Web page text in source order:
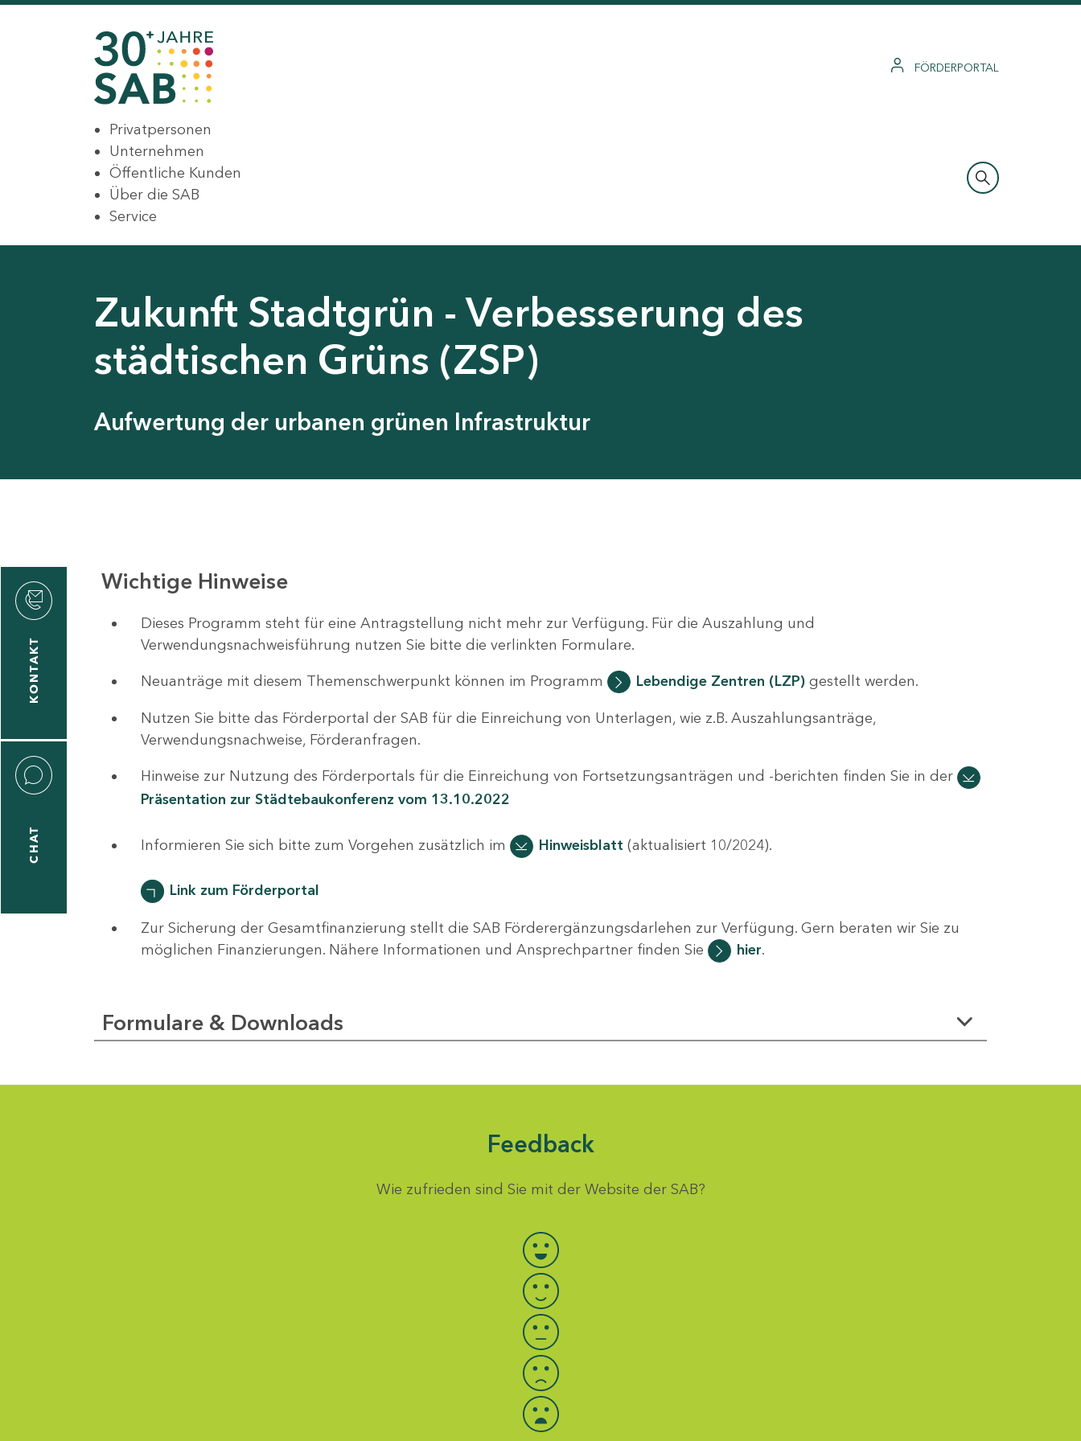
FÖRDERPORTAL
Privatpersonen
Unternehmen
Öffentliche Kunden
Über die SAB
Service
Zukunft Stadtgrün - Verbesserung des
städtischen Grüns (ZSP)
Aufwertung der urbanen grünen Infrastruktur
KONTAKT
CHAT
Wichtige Hinweise
Dieses Programm steht für eine Antragstellung nicht mehr zur Verfügung. Für die Auszahlung und
Verwendungsnachweisführung nutzen Sie bitte die verlinkten Formulare.
Neuanträge mit diesem Themenschwerpunkt können im Programm Lebendige Zentren (LZP)gestellt werden.
Nutzen Sie bitte das Förderportal der SAB für die Einreichung von Unterlagen, wie z.B. Auszahlungsanträge,
Verwendungsnachweise, Förderanfragen.
Hinweise zur Nutzung des Förderportals für die Einreichung von Fortsetzungsanträgen und -berichten finden Sie in der
Präsentation zur Städtebaukonferenz vom 13.10.2022
Informieren Sie sich bitte zum Vorgehen zusätzlich im Hinweisblatt (aktualisiert 10/2024).
Link zum Förderportal
Zur Sicherung der Gesamtfinanzierung stellt die SAB Förderergänzungsdarlehen zur Verfügung. Gern beraten wir Sie zu
möglichen Finanzierungen. Nähere Informationen und Ansprechpartner finden Sie
hier.
Formulare & Downloads
Feedback
Wie zufrieden sind Sie mit der Website der SAB?
Bewertung auswählen